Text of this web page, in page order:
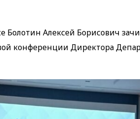
Болотин Алексей Борисович
конференции Директора